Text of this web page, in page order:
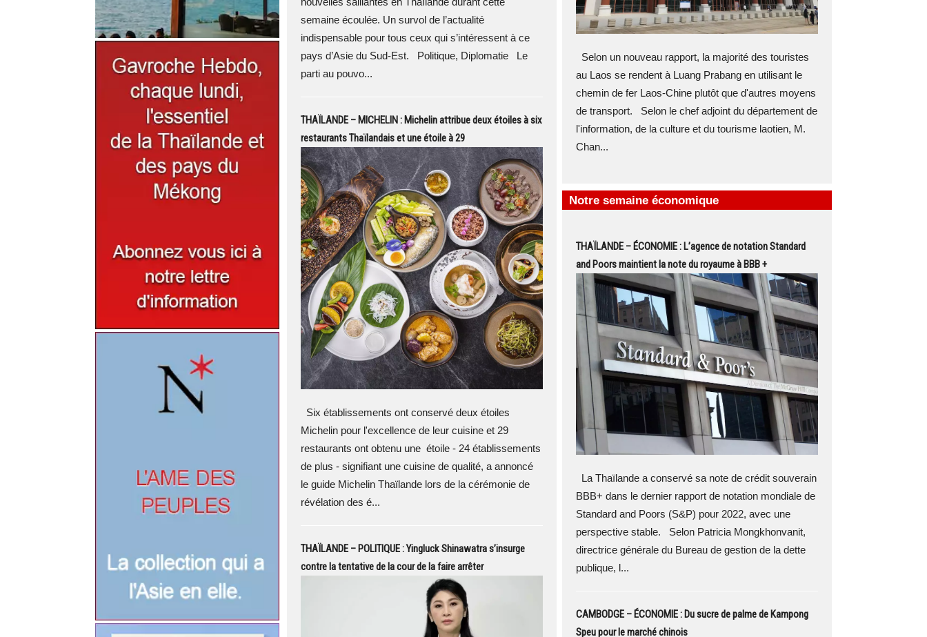
semaine écoulée. Un survol de l’actualité
indispensable pour tous ceux qui s’intéressent à ce
pays d’Asie du Sud-Est. Politique, Diplomatie Le
parti au pouvo...
THAÏLANDE – MICHELIN : Michelin attribue deux étoiles à six
restaurants Thaïlandais et une étoile à 29
Six établissements ont conservé deux étoiles
Michelin pour l'excellence de leur cuisine et 29
restaurants ont obtenu une étoile - 24 établissements
de plus - signifiant une cuisine de qualité, a annoncé
le guide Michelin Thaïlande lors de la cérémonie de
révélation des é...
THAÏLANDE – POLITIQUE : Yingluck Shinawatra s’insurge
contre la tentative de la cour de la faire arrêter
Selon un nouveau rapport, la majorité des touristes
au Laos se rendent à Luang Prabang en utilisant le
chemin de fer Laos-Chine plutôt que d'autres moyens
de transport. Selon le chef adjoint du département de
l'information, de la culture et du tourisme laotien, M.
Chan...
Notre semaine économique
THAÏLANDE – ÉCONOMIE : L’agence de notation Standard
and Poors maintient la note du royaume à BBB +
La Thaïlande a conservé sa note de crédit souverain
BBB+ dans le dernier rapport de notation mondiale de
Standard and Poors (S&P) pour 2022, avec une
perspective stable. Selon Patricia Mongkhonvanit,
directrice générale du Bureau de gestion de la dette
publique, l...
CAMBODGE – ÉCONOMIE : Du sucre de palme de Kampong
Speu pour le marché chinois